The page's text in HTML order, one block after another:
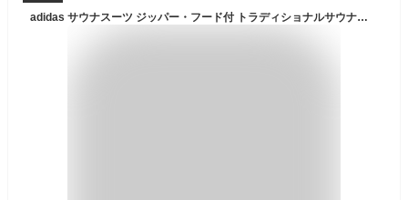
adidas サウナスーツ ジッパー・フード付 トラディショナルサウナスーツ 上下セット //アディダス ダイエット ボクシング トレーニング ランニング ウォーキング マラソン 脂肪燃焼 (Large)